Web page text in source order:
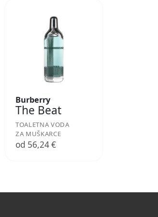
Burberry
The Beat
TOALETNA VODA
ZA MUŠKARCE
od 56,24 €